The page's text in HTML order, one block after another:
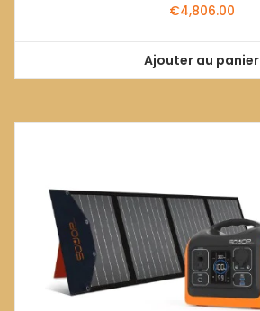
€4,806.00
Ajouter au panier